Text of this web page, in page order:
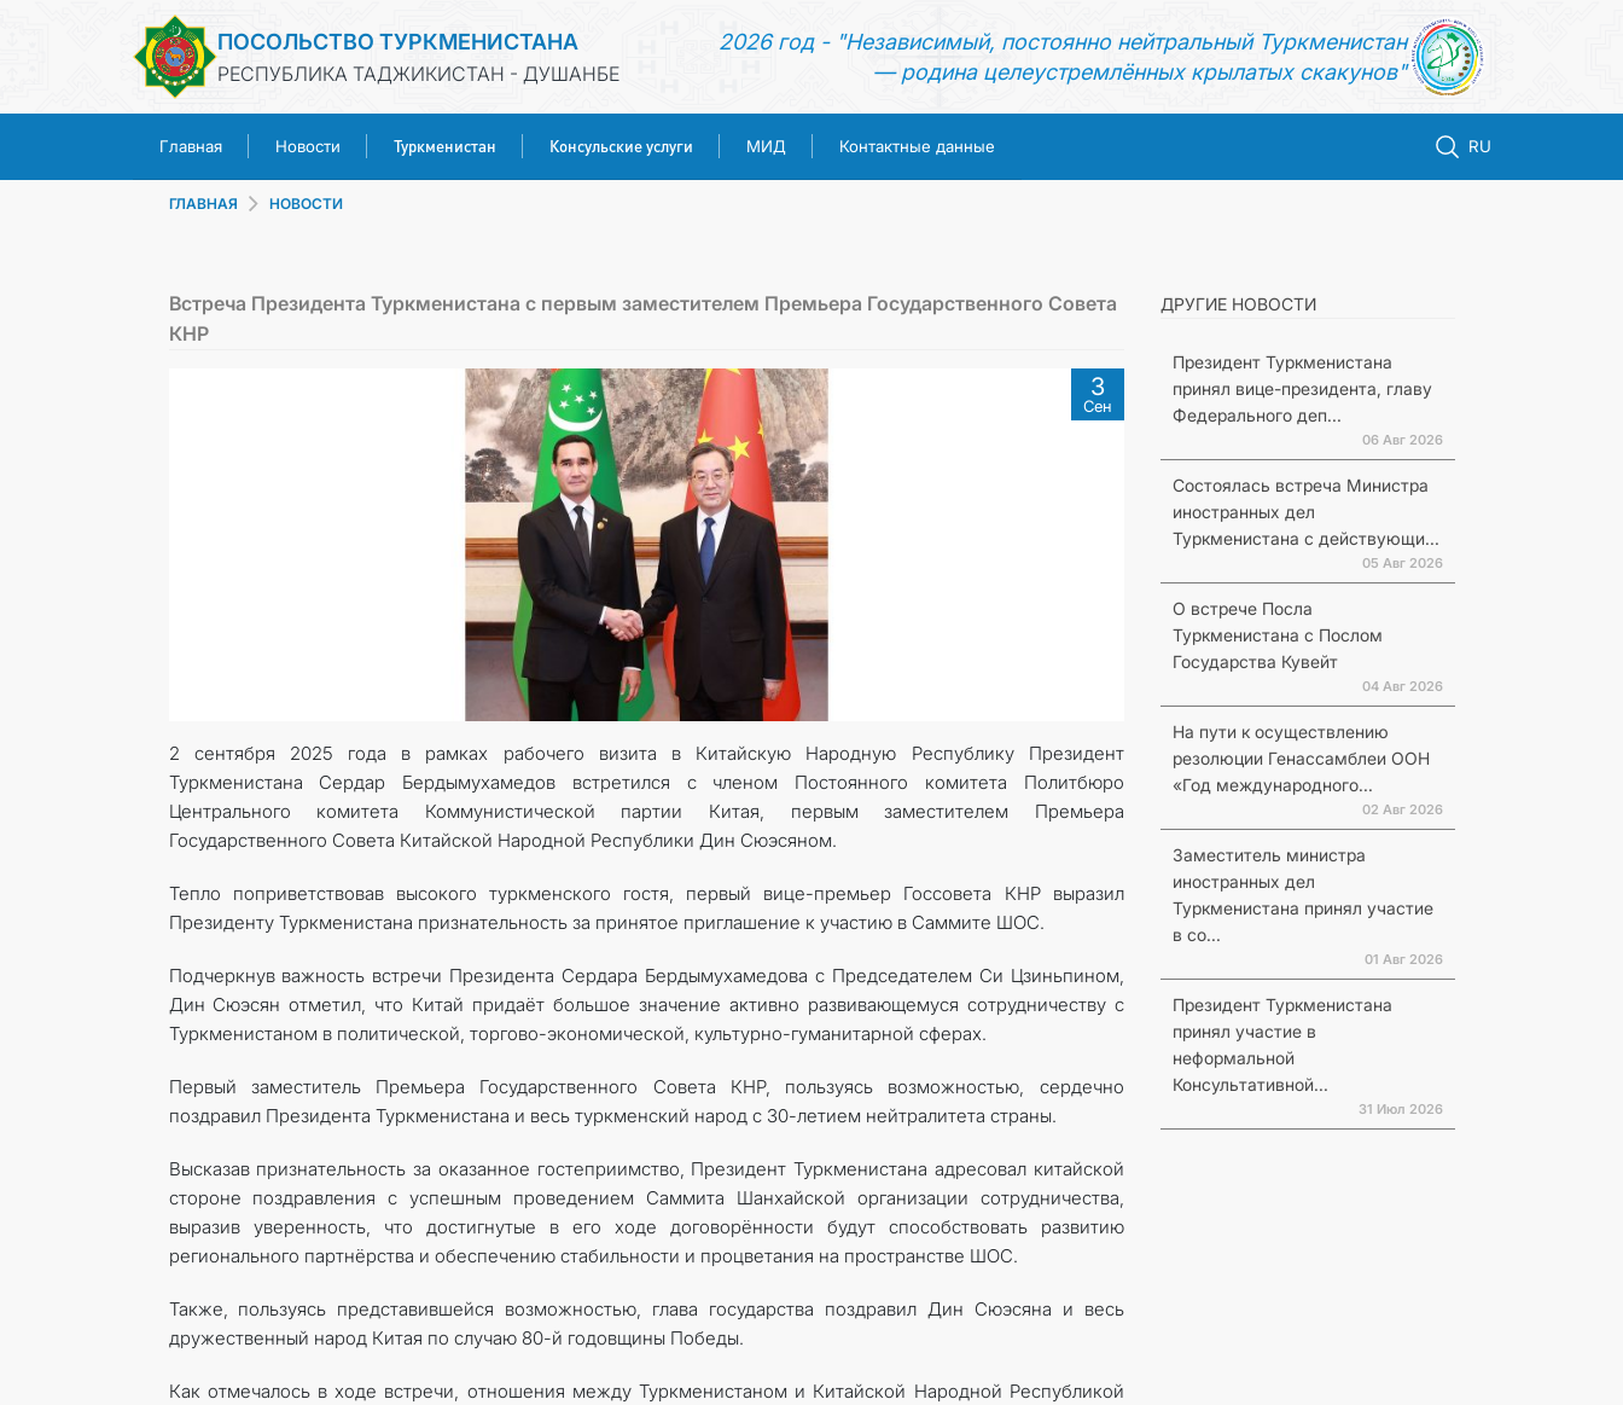
ПОСОЛЬСТВО ТУРКМЕНИСТАНА
РЕСПУБЛИКА ТАДЖИКИСТАН - ДУШАНБЕ
2026 год - "Независимый, постоянно нейтральный Туркменистан
— родина целеустремлённых крылатых скакунов"
Главная Новости Туркменистан Консульские услуги МИД Контактные данные RU
КОНСУЛЬСКИЕ УСЛУГИ
МИД
КОНТАКТНЫЕ ДАННЫЕ
ГЛАВНАЯ НОВОСТИ
Встреча Президента Туркменистана с первым заместителем Премьера Государственного Совета
КНР
3
Сен
2 сентября 2025 года в рамках рабочего визита в Китайскую Народную Республику Президент
Туркменистана Сердар Бердымухамедов встретился с членом Постоянного комитета Политбюро
Центрального комитета Коммунистической партии Китая, первым замес­тителем Премьера
Государственного Совета Китайской Народной Республики Дин Сюэсяном.
Тепло поприветствовав высокого туркменского гостя, первый вице-премьер Госсовета КНР выразил
Президенту Туркменистана признательность за принятое приглашение к участию в Саммите ШОС.
Подчеркнув важность встречи Президента Сердара Бердымухамедова с Председателем Си Цзиньпином,
Дин Сюэсян отметил, что Китай придаёт большое значение активно развивающемуся сотрудничеству с
Туркменистаном в политической, торгово-экономической, культурно-гуманитарной сферах.
Первый заместитель Премьера Государственного Совета КНР, пользуясь возможностью, сердечно
поздравил Президента Туркменистана и весь туркменский народ с 30-летием нейтралитета страны.
Высказав признательность за оказанное гостеприимство, Президент Туркменистана адресовал китайской
стороне поздравления с успешным проведением Саммита Шанхайской организации сотрудничества,
выразив уверенность, что достигнутые в его ходе договорённости будут способствовать развитию
регионального парт­нёрства и обеспечению стабильности и процветания на пространстве ШОС.
Также, пользуясь представившейся возможностью, глава государства поздравил Дин Сюэсяна и весь
дружественный народ Китая по случаю 80-й годовщины Победы.
Как отмечалось в ходе встречи, отношения между Туркменистаном и Китайской Народной Республикой
ДРУГИЕ НОВОСТИ
Президент Туркменистана
принял вице-президента, главу
Федерального деп...
06 Авг 2026
Состоялась встреча Министра
иностранных дел
Туркменистана с действующи...
05 Авг 2026
О встрече Посла
Туркменистана с Послом
Государства Кувейт
04 Авг 2026
На пути к осуществлению
резолюции Генассамблеи ООН
«Год международного...
02 Авг 2026
Заместитель министра
иностранных дел
Туркменистана принял участие
в со...
01 Авг 2026
Президент Туркменистана
принял участие в
неформальной
Консультативной...
31 Июл 2026